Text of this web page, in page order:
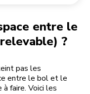
entre le
?
pas les
entre le bol et le
faire. Voici les